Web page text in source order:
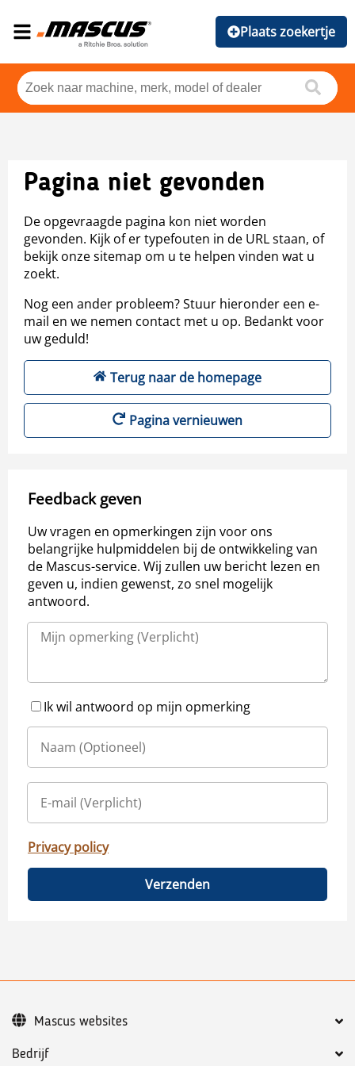
Plaats zoekertje
Pagina niet gevonden
De opgevraagde pagina kon niet worden
gevonden. Kijk of er typefouten in de URL staan, of
bekijk onze sitemap om u te helpen vinden wat u
zoekt.
Nog een ander probleem? Stuur hieronder een e-
mail en we nemen contact met u op. Bedankt voor
uw geduld!
Terug naar de homepage
Pagina vernieuwen
Feedback geven
Uw vragen en opmerkingen zijn voor ons
belangrijke hulpmiddelen bij de ontwikkeling van
de Mascus-service. Wij zullen uw bericht lezen en
geven u, indien gewenst, zo snel mogelijk
antwoord.
Ik wil antwoord op mijn opmerking
Privacy policy
Verzenden
Bedrijf
Mascus websites